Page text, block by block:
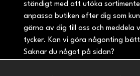
ständigt med att utöka
anpassa butiken efter dig som
gärna av dig till oss och meddela
tycker. Kan vi göra någonting
Saknar du något på sidan?